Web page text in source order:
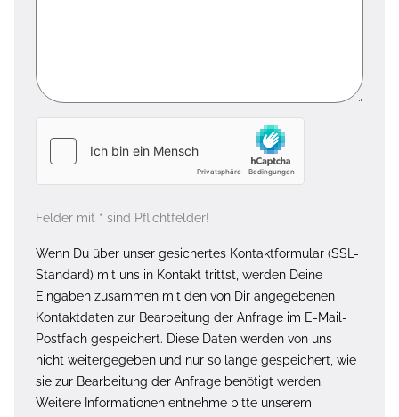
Felder mit * sind Pflichtfelder!
Wenn Du über unser gesichertes Kontaktformular (SSL-
Standard) mit uns in Kontakt trittst, werden Deine
Eingaben zusammen mit den von Dir angegebenen
Kontaktdaten zur Bearbeitung der Anfrage im E-Mail-
Postfach gespeichert. Diese Daten werden von uns
nicht weitergegeben und nur so lange gespeichert, wie
sie zur Bearbeitung der Anfrage benötigt werden.
Weitere Informationen entnehme bitte unserem